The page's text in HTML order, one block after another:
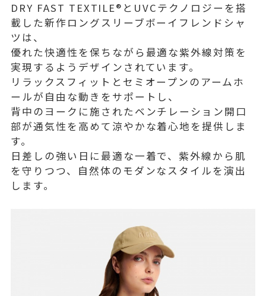
DRY FAST TEXTILE®とUVCテクノロジーを搭
載した新作ロングスリーブボーイフレンドシャ
ツは、
優れた快適性を保ちながら最適な紫外線対策を
実現するようデザインされています。
リラックスフィットとセミオープンのアームホ
ールが自由な動きをサポートし、
背中のヨークに施されたベンチレーション開口
部が通気性を高めて涼やかな着心地を提供しま
す。
日差しの強い日に最適な一着で、紫外線から肌
を守りつつ、自然体のモダンなスタイルを演出
します。